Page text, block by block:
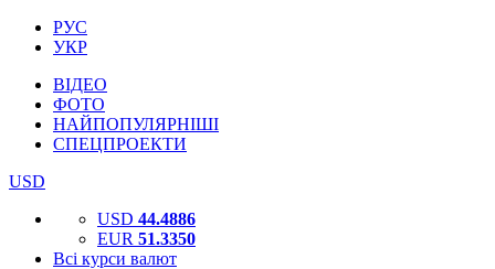
РУС
УКР
ВІДЕО
ФОТО
НАЙПОПУЛЯРНІШІ
СПЕЦПРОЕКТИ
USD
USD 44.4886
EUR 51.3350
Всі курси валют